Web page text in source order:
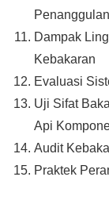
Dampak
Kebakaran
Evaluasi
Uji Sifat
Api
Audit
Praktek